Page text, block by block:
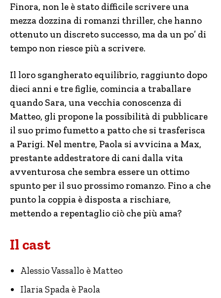
Finora, non le è stato difficile scrivere una
mezza dozzina di romanzi thriller, che hanno
ottenuto un discreto successo, ma da un po’ di
tempo non riesce più a scrivere.
Il loro sgangherato equilibrio, raggiunto dopo
dieci anni e tre figlie, comincia a traballare
quando Sara, una vecchia conoscenza di
Matteo, gli propone la possibilità di pubblicare
il suo primo fumetto a patto che si trasferisca
a Parigi. Nel mentre, Paola si avvicina a Max,
prestante addestratore di cani dalla vita
avventurosa che sembra essere un ottimo
spunto per il suo prossimo romanzo. Fino a che
punto la coppia è disposta a rischiare,
mettendo a repentaglio ciò che più ama?
Il cast
Alessio Vassallo è Matteo
Ilaria Spada è Paola